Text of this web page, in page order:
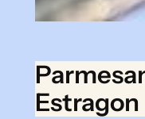
Estragon